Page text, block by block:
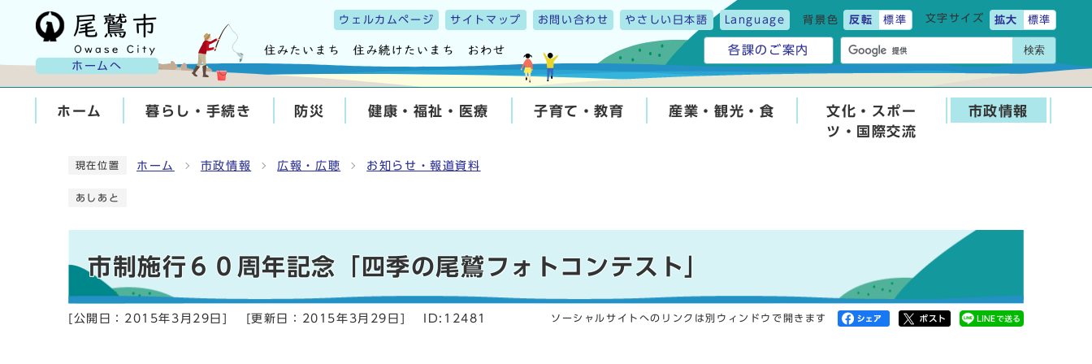
ホームへ
ウェルカムページ サイトマップ お問い合わせ やさしい日本語 Language 背景色 反転 標準 文字サイズ 拡大 標準
各課のご案内 検索
ホーム 暮らし・手続き 防災 健康・福祉・医療 子育て・教育 産業・観光・食
文化・スポー
ツ・国際交流
市政情報
現在位置 ホーム 市政情報 広報・広聴 お知らせ・報道資料
あしあと
市制施行６０周年記念「四季の尾鷲フォトコンテスト」
[公開日： 2015年3月29日 [更新日： 2015年3月29日 ID:12481 ソーシャルサイトへのリンクは別ウィンドウで開きます